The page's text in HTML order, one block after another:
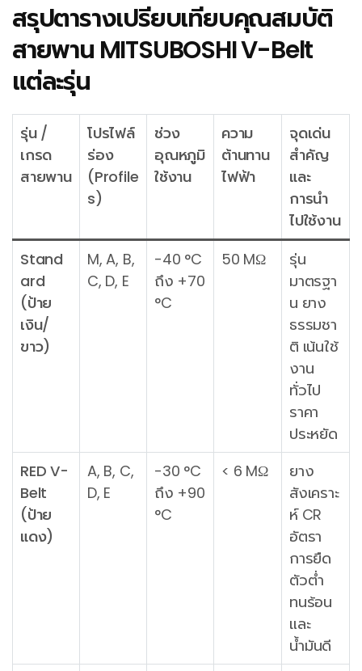
สรุปตารางเปรียบเทียบคุณสมบัติ
สายพาน MITSUBOSHI V-Belt
แต่ละรุ่น
รุ่น /
เกรด
สายพาน
โปรไฟล์
ร่อง
(Profile
s)
ช่วง
อุณหภูมิ
ใช้งาน
ความ
ต้านทาน
ไฟฟ้า
จุดเด่น
สำคัญ
และ
การนำ
ไปใช้งาน
Stand
ard
(ป้าย
เงิน/
ขาว)
M, A, B,
C, D, E
-40 °C
ถึง +70
°C
50 MΩ
รุ่น
มาตรฐา
น ยาง
ธรรมชา
ติ เน้นใช้
งาน
ทั่วไป
ราคา
ประหยัด
RED V-
Belt
(ป้าย
แดง)
A, B, C,
D, E
-30 °C
ถึง +90
°C
< 6 MΩ
ยาง
สังเคราะ
ห์ CR
อัตรา
การยืด
ตัวต่ำ
ทนร้อน
และ
น้ำมันดี